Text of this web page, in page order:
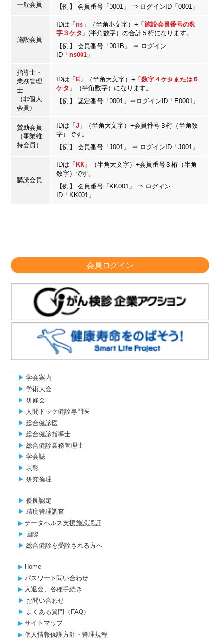
一般会員
【例】 会員番号「0001」 ⇒ ログインID「0001」
施設会員
IDは「ns 」（半角小文字）+「施設会員番号の数
字３ケタ 」(半角数字）の合計５桁になります。
【例】 会員番号「001B」 ⇒ ログイン
ID「ns001 」
指導士・
業務管理
士
（非個人
会員）
IDは「E 」（半角大文字）+「数字４ケタまたは５
ケタ 」（半角数字）になります。
【例】 認定番号「0001」⇒ログインID「E0001」
賛助会員
（事業維
持会員）
IDは「J 」（半角大文字）+会員番号３桁（半角数
字）です。
【例】 会員番号「J001」 ⇒ ログインID「J001」
購読会員
IDは「KK 」（半角大文字）+会員番号３桁（半角
数字）です。
【例】 会員番号「KK001」 ⇒ ログイン
ID「KK001」
会員ログイン
▶︎ 学会案内
▶︎ 学術大会
▶︎ 研修会
▶︎ 人間ドック健診専門医
▶︎ 総合健診医
▶︎ 総合健診指導士
▶︎ 総合健診業務管理士
▶︎ 学会誌
▶︎ 表彰
▶︎ 研究倫理
▶︎ 優良認定
▶︎ 精度管理調査
▶︎ データヘルス支援施設認証
▶︎ 国際
▶︎ 総合健診を受診される方へ
▶︎ Home
▶︎ パスワード問い合わせ
▶︎ 入退会、各種手続き
▶︎ お問い合わせ
▶︎ よくある質問（FAQ）
▶︎ サイトマップ
▶︎ 個人情報保護方針・管理規程